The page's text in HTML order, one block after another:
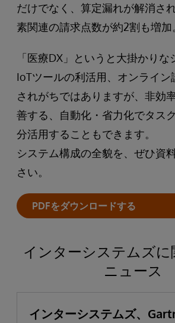
だけでなく、算定漏れが解消さ
素関連の請求点数が約2割も増加
「医療DX」というと大掛かり
IoTツールの利活用、オンライン
されがちではありますが、非効
善する、自動化・省力化でタス
分活用することもできます。
システム構成の全貌を、ぜひ資
さい。
PDFをダウンロードする
インターシステムズに
ニュース
インターシステムズ、